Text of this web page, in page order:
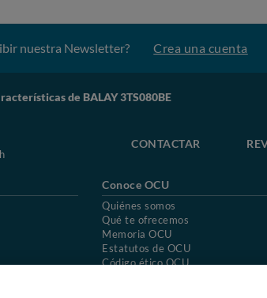
nuestra Newsletter? Crea una cuenta
de BALAY 3TS080BE
CONTACTAR
Conoce OCU
Quiénes somos
Qué te ofrecemos
Memoria OCU
Estatutos de OCU
Código ético OCU